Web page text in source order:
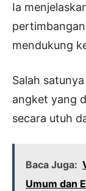
Ia
mendukung
Salah
angket yang
secara utuh
Baca Juga:
Umum dan